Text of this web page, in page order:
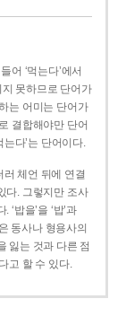
어 ‘먹는다’에서
지 못하므로 단어가
는 어미는 단어가
결합해야만 단어
는다’는 단어이다.
체언 뒤에 연결
다. 그렇지만 조사
밥을’을 ‘밥’과
동사나 형용사의
잃는 것과 다른 점
고 할 수 있다.